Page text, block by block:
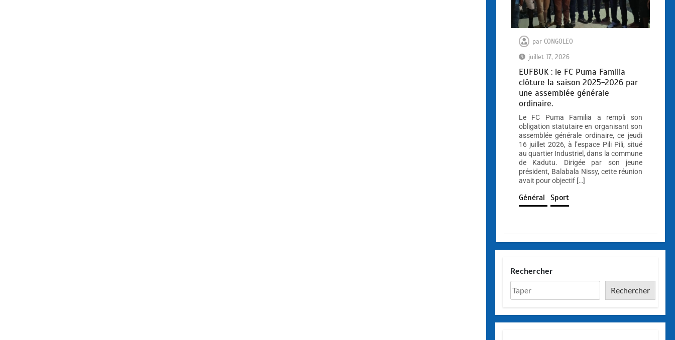
par CONGOLEO
juillet 17, 2026
EUFBUK : le FC Puma Familia
clôture la saison 2025-2026 par
une assemblée générale
ordinaire.
Le FC Puma Familia a rempli son
obligation statutaire en organisant son
assemblée générale ordinaire, ce jeudi
16 juillet 2026, à l’espace Pili Pili, situé
au quartier Industriel, dans la commune
de Kadutu. Dirigée par son jeune
président, Balabala Nissy, cette réunion
avait pour objectif […]
Général Sport
Rechercher
Rechercher